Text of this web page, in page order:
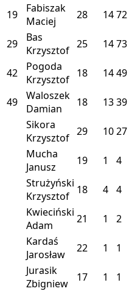
19
Fabiszak
Maciej
28 1472
29
Bas
Krzysztof 25 1473
42
Pogoda
Krzysztof 18 1449
49
Waloszek
Damian
18 1339
Sikora
Krzysztof 29 1027
Mucha
Janusz
19 1 4
Strużyński
Krzysztof 18 4 4
Kwieciński
Adam
21 1 2
Kardaś
Jarosław
22 1 1
Jurasik
Zbigniew
17 1 1